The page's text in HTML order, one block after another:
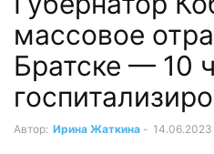
массовое
Братске — 10
Автор: Ирина Жаткина - 14.06.2023